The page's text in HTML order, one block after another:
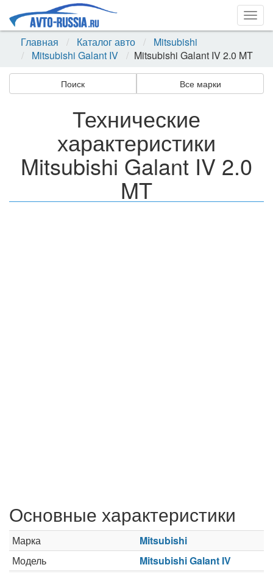
Главная
Каталог авто
Mitsubishi
Mitsubishi Galant IV
Mitsubishi Galant IV 2.0 MT
Поиск Все марки
Технические
характеристики
Mitsubishi Galant IV 2.0
MT
Основные характеристики
Марка
Mitsubishi
Модель
Mitsubishi Galant IV